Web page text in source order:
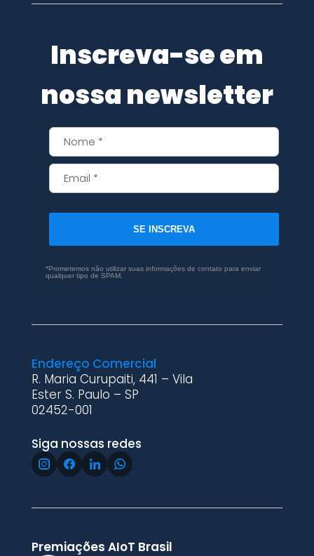
Inscreva-se em
nossa newsletter
SE INSCREVA
*Prometemos não utilizar suas informações de contato para enviar
qualquer tipo de SPAM.
Endereço Comercial
R. Maria Curupaiti, 441 – Vila
Ester S. Paulo – SP
02452-001
Siga nossas redes
Premiações AIoT Brasil